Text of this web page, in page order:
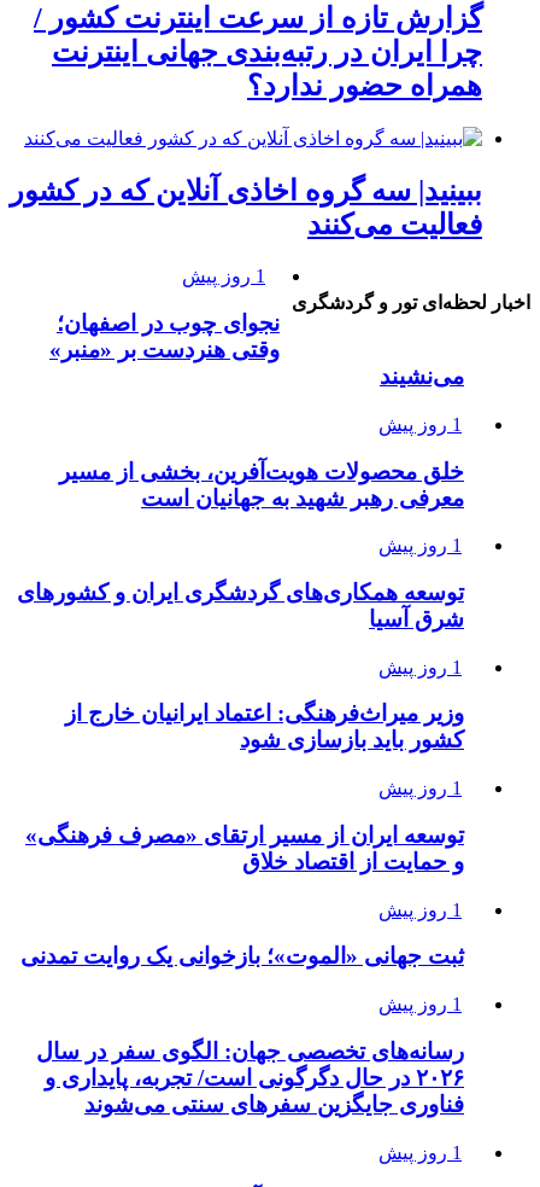
گزارش تازه از سرعت اینترنت کشور /
چرا ایران در رتبه‌بندی جهانی اینترنت
همراه حضور ندارد؟
ببینید| سه گروه اخاذی آنلاین که در کشور
فعالیت می‌کنند
اخبار لحظه‌ای تور و گردشگری
1 روز پیش
نجوای چوب در اصفهان؛
وقتی هنردست بر «منبر»
می‌نشیند
1 روز پیش
خلق محصولات هویت‌آفرین، بخشی از مسیر
معرفی رهبر شهید به جهانیان است
1 روز پیش
توسعه همکاری‌های گردشگری ایران و کشورهای
شرق آسیا
1 روز پیش
وزیر میراث‌فرهنگی: اعتماد ایرانیان خارج از
کشور باید بازسازی شود
1 روز پیش
توسعه ایران از مسیر ارتقای «مصرف فرهنگی»
و حمایت از اقتصاد خلاق
1 روز پیش
ثبت جهانی «الموت»؛ بازخوانی یک روایت تمدنی
1 روز پیش
رسانه‌های تخصصی جهان: الگوی سفر در سال
۲۰۲۶ در حال دگرگونی است/ تجربه، پایداری و
فناوری جایگزین سفرهای سنتی می‌شوند
1 روز پیش